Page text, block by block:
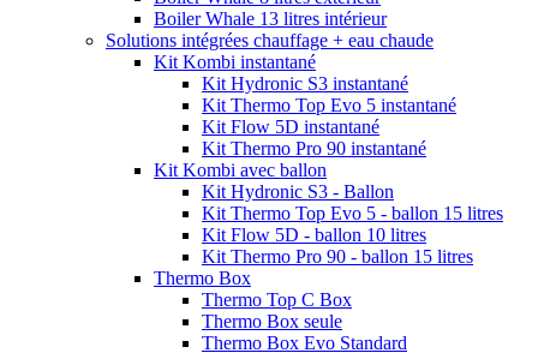
Boiler Whale 13 litres intérieur
Solutions intégrées chauffage + eau chaude
Kit Kombi instantané
Kit Hydronic S3 instantané
Kit Thermo Top Evo 5 instantané
Kit Flow 5D instantané
Kit Thermo Pro 90 instantané
Kit Kombi avec ballon
Kit Hydronic S3 - Ballon
Kit Thermo Top Evo 5 - ballon 15 litres
Kit Flow 5D - ballon 10 litres
Kit Thermo Pro 90 - ballon 15 litres
Thermo Box
Thermo Top C Box
Thermo Box seule
Thermo Box Evo Standard